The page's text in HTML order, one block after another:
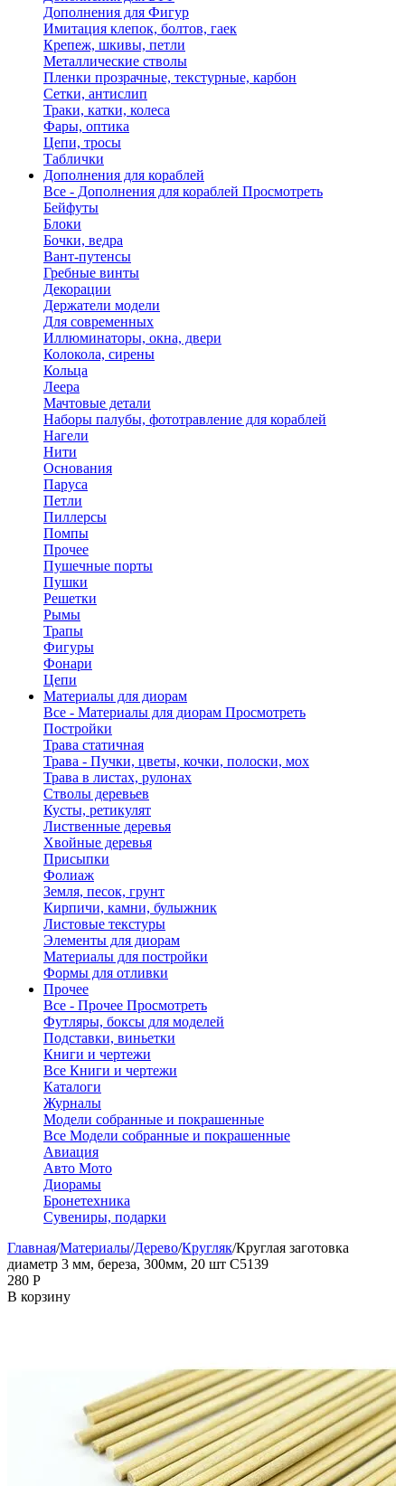
Дополнения для Фигур
Имитация клепок, болтов, гаек
Крепеж, шкивы, петли
Металлические стволы
Пленки прозрачные, текстурные, карбон
Сетки, антислип
Траки, катки, колеса
Фары, оптика
Цепи, тросы
Таблички
Дополнения для кораблей
Все - Дополнения для кораблей Просмотреть
Бейфуты
Блоки
Бочки, ведра
Вант-путенсы
Гребные винты
Декорации
Держатели модели
Для современных
Иллюминаторы, окна, двери
Колокола, сирены
Кольца
Леера
Мачтовые детали
Наборы палубы, фототравление для кораблей
Нагели
Нити
Основания
Паруса
Петли
Пиллерсы
Помпы
Прочее
Пушечные порты
Пушки
Решетки
Рымы
Трапы
Фигуры
Фонари
Цепи
Материалы для диорам
Все - Материалы для диорам Просмотреть
Постройки
Трава статичная
Трава - Пучки, цветы, кочки, полоски, мох
Трава в листах, рулонах
Стволы деревьев
Кусты, ретикулят
Лиственные деревья
Хвойные деревья
Присыпки
Фолиаж
Земля, песок, грунт
Кирпичи, камни, булыжник
Листовые текстуры
Элементы для диорам
Материалы для постройки
Формы для отливки
Прочее
Все - Прочее Просмотреть
Футляры, боксы для моделей
Подставки, виньетки
Книги и чертежи
Все Книги и чертежи
Каталоги
Журналы
Модели собранные и покрашенные
Все Модели собранные и покрашенные
Авиация
Авто Мото
Диорамы
Бронетехника
Сувениры, подарки
Главная/Материалы/Дерево/Кругляк/Круглая заготовка
диаметр 3 мм, береза, 300мм, 20 шт C5139
‍280‍ Р
В корзину